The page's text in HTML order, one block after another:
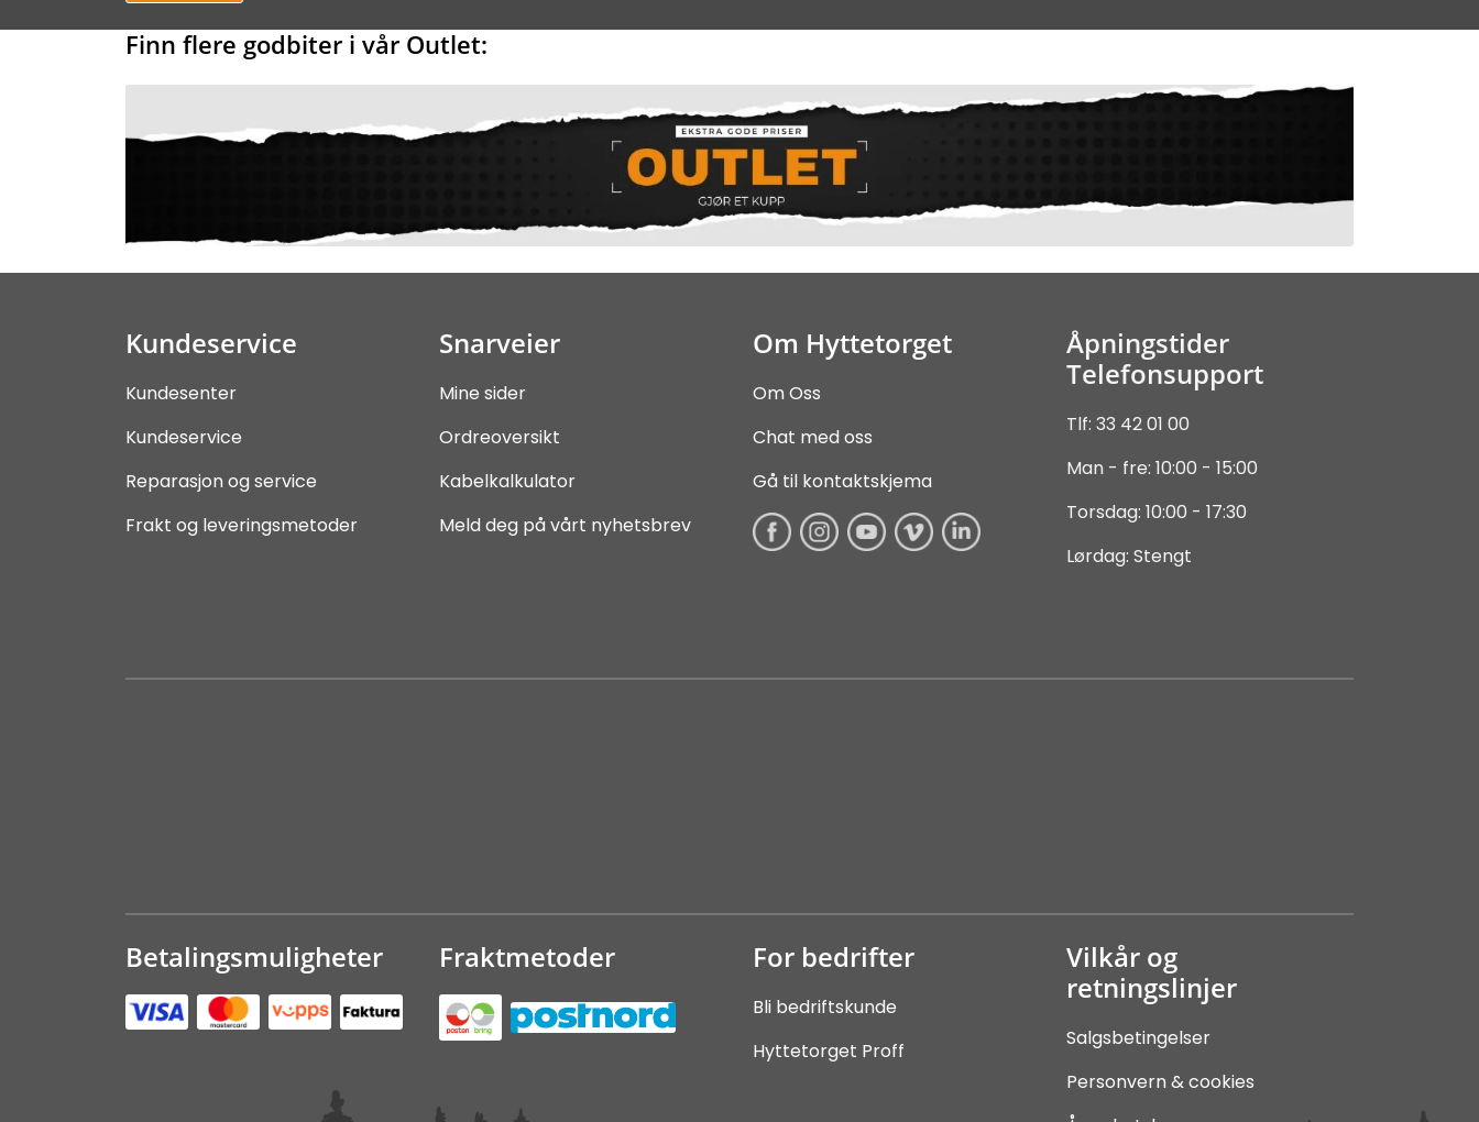
Finn flere godbiter i vår Outlet:
Kundeservice
Kundesenter
Kundeservice
Reparasjon og service
Frakt og leveringsmetoder
For bedrifter
Bli bedriftskunde
Hyttetorget Proff
Snarveier
Mine sider
Ordreoversikt
Kabelkalkulator
Meld deg på vårt nyhetsbrev
Om Hyttetorget
Om Oss
Chat med oss
Gå til kontaktskjema
Betalingsmuligheter
Åpningstider
Telefonsupport
Tlf: 33 42 01 00
Man - fre: 10:00 - 15:00
Torsdag: 10:00 - 17:30
Lørdag: Stengt
Fraktmetoder
Vilkår og
retningslinjer
Salgsbetingelser
Personvern & cookies